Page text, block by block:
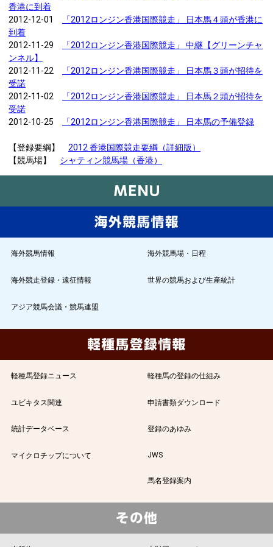
香港に到着
2012-12-01
「2012ロンジン香港国際競走」 日本馬４頭が香港に
到着
2012-11-29
「2012ロンジン香港国際競走」 中継【グリーンチャ
ンネル】
2012-11-22
「2012ロンジン香港国際競走」 日本馬３頭が招待を
受諾
2012-11-02
「2012ロンジン香港国際競走」 日本馬２頭が招待を
受諾
2012-10-25
「2012ロンジン香港国際競走」 日本馬の予備登録
【登録要綱】 2012 香港国際競走要綱（詳細版）
【競馬場】 シャティン競馬場（香港）
海外競馬情報 海外競馬場・日程
海外競走登録・遠征情報 世界の競馬および生産統計
アジア競馬会議・競馬連盟
軽種馬登録ニュース 軽種馬の登録の仕組み
ユビキタス関連 申請書類ダウンロード
統計データベース 登録のあゆみ
マイクロチップについて JWS
馬名登録案内